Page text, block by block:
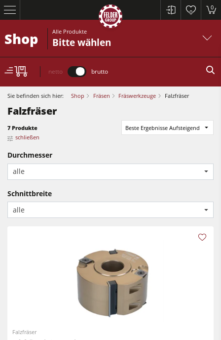
0
0
Kreissägen und Formatkreissägen
Hobelmaschinen
Fräsmaschinen
Kreissäge-Fräsmaschinen
Kantenanleimmaschinen
CNC Fenster- und Türenbearbeitung
Breitbandschleifmaschinen
Langband- & Kantenschleifmaschinen
Kreissägen und Formatkreissägen
Kombimaschinen
CNC Bearbeitungszentren
Kantenanleimmaschinen
Bürstmaschine
Shop Alle Produkte
Bitte wählen
netto brutto
Sie befinden sich hier: Shop Fräsen Fräswerkzeuge Falzfräser
Falzfräser
7 Produkte
Beste Ergebnisse Aufsteigend
schließen
Durchmesser
alle
Schnittbreite
alle
Falzfräser